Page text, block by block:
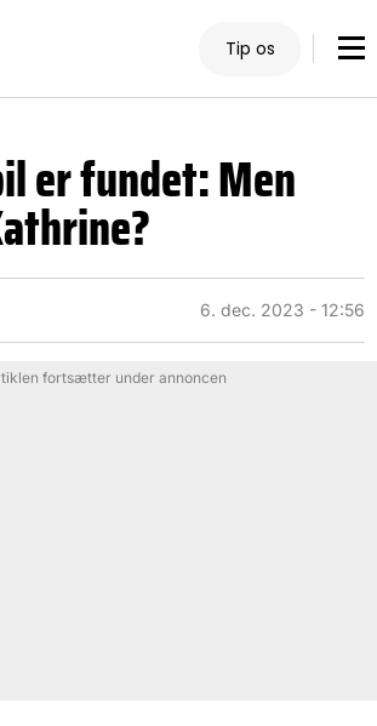
Tip os
er fundet: Men
6. dec. 2023 - 12:56
fortsætter under annoncen